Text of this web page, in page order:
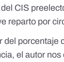
CIS
reparto por
del porcentaje
el autor nos